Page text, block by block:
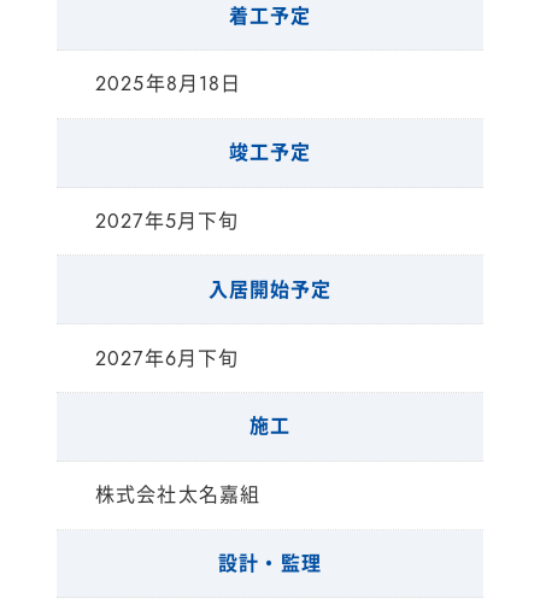
着工予定
2025年8月18日
竣工予定
2027年5月下旬
入居開始予定
2027年6月下旬
施工
株式会社太名嘉組
設計・監理